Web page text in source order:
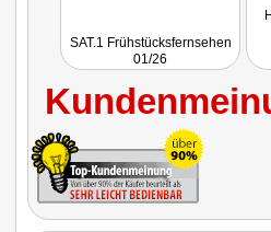
SAT.1 Frühstücksfernsehen
01/26